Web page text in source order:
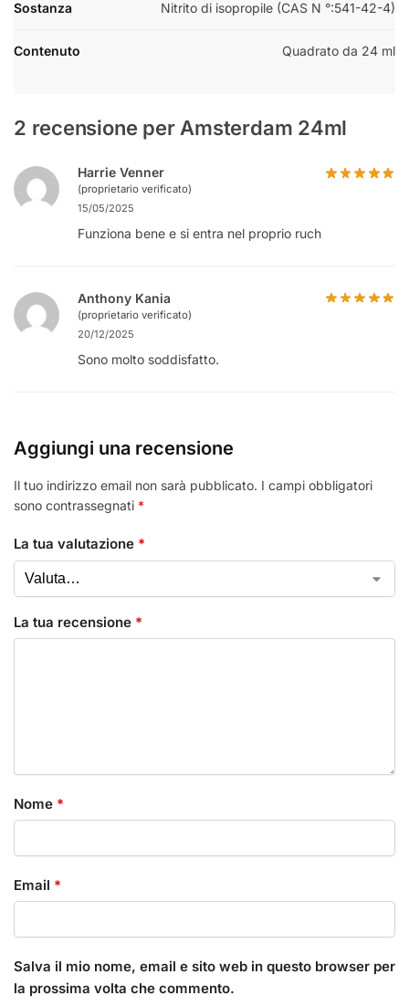
Sostanza Nitrito di isopropile (CAS N °:541-42-4)
Contenuto Quadrato da 24 ml
2 recensione perAmsterdam 24ml
Harrie Venner
(proprietario verificato)
15/05/2025
Funziona bene e si entra nel proprio ruch
Anthony Kania
(proprietario verificato)
20/12/2025
Sono molto soddisfatto.
Aggiungi una recensione
Il tuo indirizzo email non sarà pubblicato. I campi obbligatori
sono contrassegnati *
La tua valutazione *
La tua recensione *
Nome *
Email *
Salva il mio nome, email e sito web in questo browser per
la prossima volta che commento.